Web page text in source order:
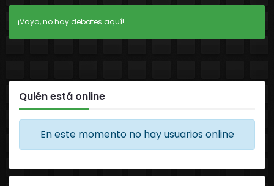
¡Vaya, no hay debates aquí!
Quién está online
En este momento no hay usuarios online